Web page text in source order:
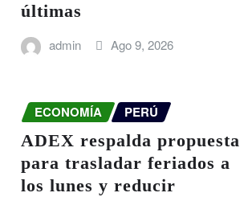
últimas
admin Ago 9, 2026
ECONOMÍA PERÚ
ADEX respalda propuesta
para trasladar feriados a
los lunes y reducir